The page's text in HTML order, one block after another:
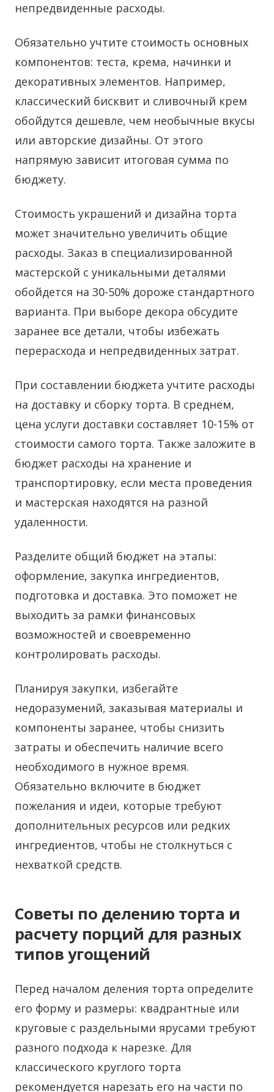
непредвиденные расходы.
Обязательно учтите стоимость основных
компонентов: теста, крема, начинки и
декоративных элементов. Например,
классический бисквит и сливочный крем
обойдутся дешевле, чем необычные вкусы
или авторские дизайны. От этого
напрямую зависит итоговая сумма по
бюджету.
Стоимость украшений и дизайна торта
может значительно увеличить общие
расходы. Заказ в специализированной
мастерской с уникальными деталями
обойдется на 30-50% дороже стандартного
варианта. При выборе декора обсудите
заранее все детали, чтобы избежать
перерасхода и непредвиденных затрат.
При составлении бюджета учтите расходы
на доставку и сборку торта. В среднем,
цена услуги доставки составляет 10-15% от
стоимости самого торта. Также заложите в
бюджет расходы на хранение и
транспортировку, если места проведения
и мастерская находятся на разной
удаленности.
Разделите общий бюджет на этапы:
оформление, закупка ингредиентов,
подготовка и доставка. Это поможет не
выходить за рамки финансовых
возможностей и своевременно
контролировать расходы.
Планируя закупки, избегайте
недоразумений, заказывая материалы и
компоненты заранее, чтобы снизить
затраты и обеспечить наличие всего
необходимого в нужное время.
Обязательно включите в бюджет
пожелания и идеи, которые требуют
дополнительных ресурсов или редких
ингредиентов, чтобы не столкнуться с
нехваткой средств.
Советы по делению торта и
расчету порций для разных
типов угощений
Перед началом деления торта определите
его форму и размеры: квадрантные или
круговые с раздельными ярусами требуют
разного подхода к нарезке. Для
классического круглого торта
рекомендуется нарезать его на части по